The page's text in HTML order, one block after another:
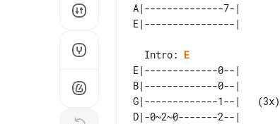
A|--------------7-|
  Intro:
E
E|-------------0--|
B|-------------0--|
G|-------------1--|   (3x)
D|-0~2~0-------2--|